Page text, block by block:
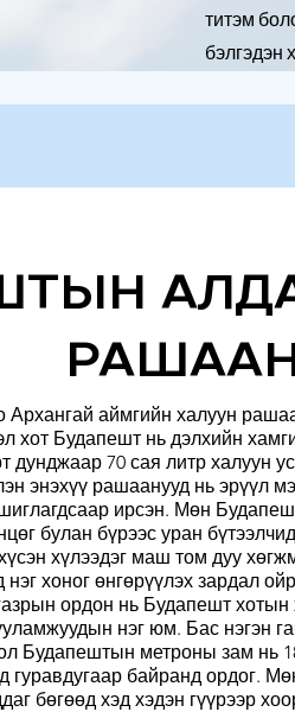
титэм
бэлгэдэн
аймгийн халуун
хот Будапешт нь дэлхийн
дунджаар 70 сая литр халуун
энэхүү рашаанууд нь эрүүл
ирсэн. Мөн
булан бүрээс уран
хүлээдэг маш том дуу
хоног өнгөрүүлэх зардал
ордон нь Будапешт
нэг юм. Бас нэгэн
Будапештын метроны зам нь
гуравдугаар байранд ордог.
бөгөөд хэд хэдэн гүүрээр